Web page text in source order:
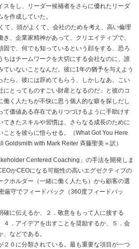
スをし、リーダー候補者をさらに優れたリーダ
作成していた。
て、頭がよくて、会社のためを考え、高い倫理
、企業家精神があって、クリエイティブで、
固で、何でも知っているという顔をする、恐ろ
ちはチームワークを大切にする会社なのに、誰
ていないことなんだ。彼に1年の猶予を与えよう
たら、彼には辞めてもらう、しかしなあ、こい
にとってものすごい財産となるのだ」と彼のコ
働く人たちが不快に思う個人的な癖を探しだし
て価値ある存在でありつづけるように手助けす
てきたスキルや習慣は、さらなる成長のために
ことを彼らに悟らせる。（What Got You Here
Goldsmith with Mark Reiter 斉藤聖美＝訳）
Centered Coaching」の手法を開発しま
かCEOになる可能性の高いエグゼクティブの
クホルダー（一緒に働く人たち）から顧客の選
厳守でフィードバック（360度フィードバッ
確に伝えるか、２．敬意をもって人に接する
４．アイデアを出すことを奨励するか、５．会
などである。
２０に分類されている。最も重要な項目が一つ